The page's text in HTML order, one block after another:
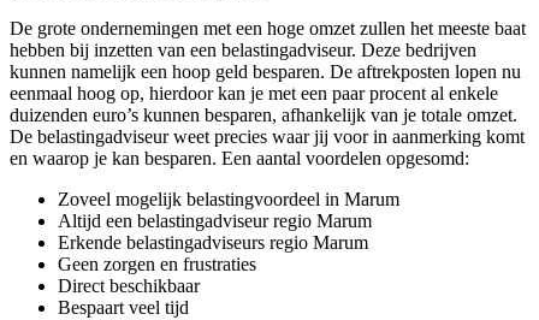
De grote ondernemingen met een hoge omzet zullen het meeste baat
hebben bij inzetten van een belastingadviseur. Deze bedrijven
kunnen namelijk een hoop geld besparen. De aftrekposten lopen nu
eenmaal hoog op, hierdoor kan je met een paar procent al enkele
duizenden euro’s kunnen besparen, afhankelijk van je totale omzet.
De belastingadviseur weet precies waar jij voor in aanmerking komt
en waarop je kan besparen. Een aantal voordelen opgesomd:
Zoveel mogelijk belastingvoordeel in Marum
Altijd een belastingadviseur regio Marum
Erkende belastingadviseurs regio Marum
Geen zorgen en frustraties
Direct beschikbaar
Bespaart veel tijd